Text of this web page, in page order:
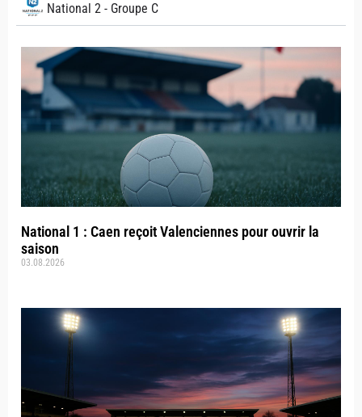
National 2 - Groupe C
National 1 : Caen reçoit Valenciennes pour ouvrir la
saison
03.08.2026